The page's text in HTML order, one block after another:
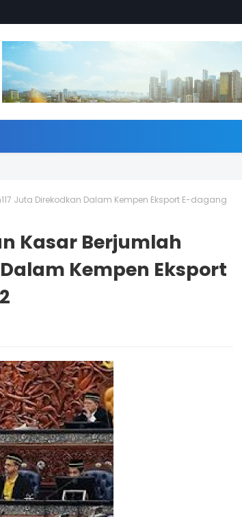
Juta Direkodkan Dalam Kempen Eksport E-dagang
Kasar Berjumlah
Kempen Eksport